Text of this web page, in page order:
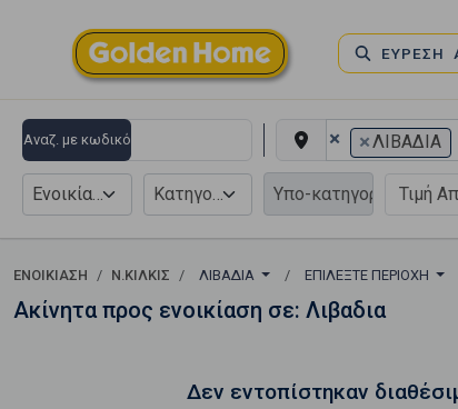
ΕΥΡΕΣΗ
Αναζ. με κωδικό × ×ΛΙΒΑΔΙΑ
ΕΝΟΙΚΊΑΣΗ Ν.ΚΙΛΚΙΣ ΛΙΒΑΔΙΑ ΕΠΙΛΈΞΤΕ ΠΕΡΙΟΧΉ
Ακίνητα προς ενοικίαση σε: Λιβαδια
Δεν εντοπίστηκαν